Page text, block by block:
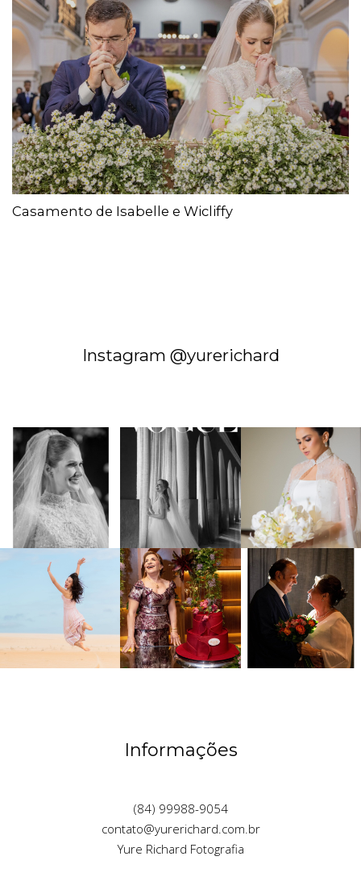
Casamento de Isabelle e Wicliffy
Instagram @yurerichard
Informações
(84) 99988-9054
contato@yurerichard.com.br
Yure Richard Fotografia